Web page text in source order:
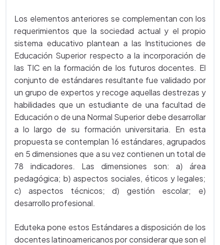
Los elementos anteriores se complementan con los
requerimientos que la sociedad actual y el propio
sistema educativo plantean a las Instituciones de
Educación Superior respecto a la incorporación de
las TIC en la formación de los futuros docentes. El
conjunto de estándares resultante fue validado por
un grupo de expertos y recoge aquellas destrezas y
habilidades que un estudiante de una facultad de
Educación o de una Normal Superior debe desarrollar
a lo largo de su formación universitaria. En esta
propuesta se contemplan 16 estándares, agrupados
en 5 dimensiones que a su vez contienen un total de
78 indicadores. Las dimensiones son: a) área
pedagógica; b) aspectos sociales, éticos y legales;
c) aspectos técnicos; d) gestión escolar; e)
desarrollo profesional.
Eduteka pone estos Estándares a disposición de los
docentes latinoamericanos por considerar que son el